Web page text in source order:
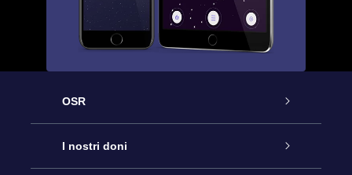
OSR
Assistenza
I nostri doni